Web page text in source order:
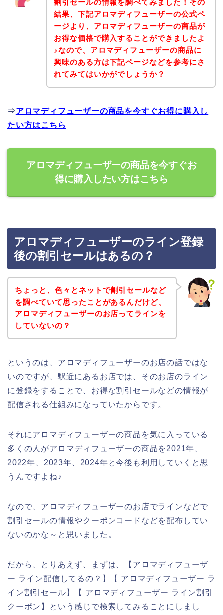
割引セールの情報を調べてみました！その
結果、下記アロマディフューザーの公式ペ
ージより、アロマディフューザーの商品が
お得な価格で購入することができましたよ
♪なので、アロマディフューザーの商品に
興味のある方は下記ページなどを参考にさ
れてみてはいかがでしょうか？
⇒アロマディフューザーの商品を今すぐお得に購入し
たい方はこちら
アロマディフューザーの商品を今すぐお
得に購入したい方はこちら
アロマディフューザーのライン登録
後の割引セールはあるの？
ちょっと、色々とネットで割引セールなど
を調べていて思ったことがあるんだけど、
アロマディフューザーのお店ってラインを
していないの？
というのは、アロマディフューザーのお店の話ではな
いのですが、駅近にあるお店では、そのお店のライン
に登録をすることで、お得な割引セールなどの情報が
配信される仕組みになっていたからです。
それにアロマディフューザーの商品を気に入っている
多くの人がアロマディフューザーの商品を2021年、
2022年、2023年、2024年と今後も利用していくと思
うんですよね♪
なので、アロマディフューザーのお店でラインなどで
割引セールの情報やクーポンコードなどを配布してい
ないのかな～と思いました。
だから、とりあえず、まずは、【アロマディフューザ
ー ライン配信してるの？】【 アロマディフューザー ラ
イン割引セール】【 アロマディフューザー ライン割引
クーポン】という感じで検索してみることにしまし